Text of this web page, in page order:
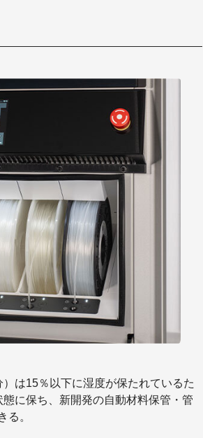
は15％以下に湿度が保たれているた
に保ち、新開発の自動材料保管・管
る。